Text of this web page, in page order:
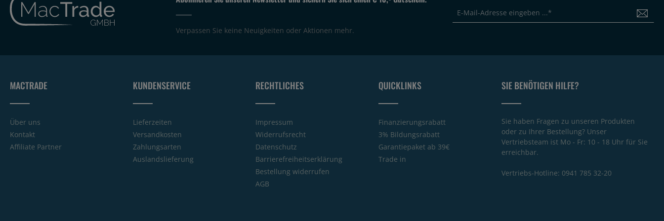
Verpassen Sie keine Neuigkeiten oder Aktionen mehr.
MACTRADE
Über uns
Kontakt
Affiliate Partner
KUNDENSERVICE
Lieferzeiten
Versandkosten
Zahlungsarten
Auslandslieferung
RECHTLICHES
Impressum
Widerrufsrecht
Datenschutz
Barrierefreiheitserklärung
Bestellung widerrufen
AGB
QUICKLINKS
Finanzierungsrabatt
3% Bildungsrabatt
Garantiepaket ab 39€
Trade in
SIE BENÖTIGEN HILFE?
Sie haben Fragen zu unseren Produkten
oder zu Ihrer Bestellung? Unser
Vertriebsteam ist Mo - Fr: 10 - 18 Uhr für Sie
erreichbar.
Vertriebs-Hotline: 0941 785 32-20